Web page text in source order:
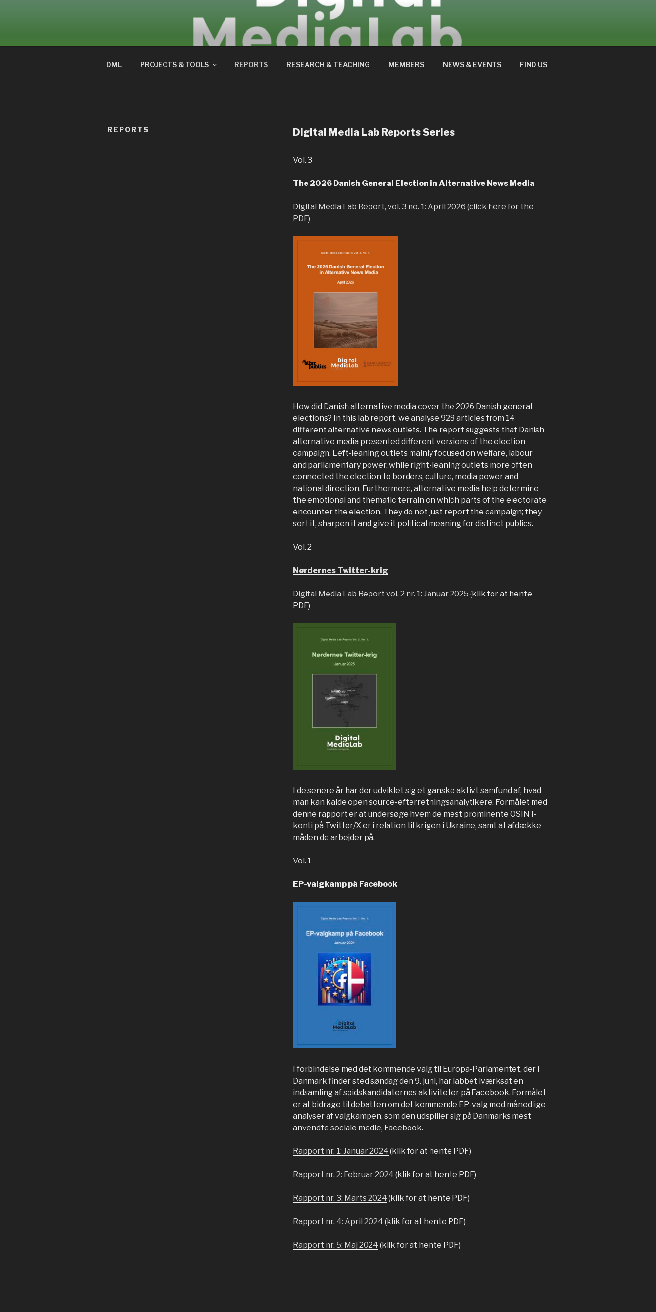
DIGITALMEDIALAB
DML PROJECTS & TOOLS REPORTS RESEARCH & TEACHING MEMBERS NEWS & EVENTS FIND US
REPORTS Digital Media Lab Reports Series
Vol. 3
The 2026 Danish General Election in Alternative News Media
Digital Media Lab Report, vol. 3 no. 1: April 2026 (click here for the
PDF)
How did Danish alternative media cover the 2026 Danish general
elections? In this lab report, we analyse 928 articles from 14
different alternative news outlets. The report suggests that Danish
alternative media presented different versions of the election
campaign. Left-leaning outlets mainly focused on welfare, labour
and parliamentary power, while right-leaning outlets more often
connected the election to borders, culture, media power and
national direction. Furthermore, alternative media help determine
the emotional and thematic terrain on which parts of the electorate
encounter the election. They do not just report the campaign; they
sort it, sharpen it and give it political meaning for distinct publics.
Vol. 2
Nørdernes Twitter-krig
Digital Media Lab Report vol. 2 nr. 1: Januar 2025 (klik for at hente
PDF)
I de senere år har der udviklet sig et ganske aktivt samfund af, hvad
man kan kalde open source-efterretningsanalytikere. Formålet med
denne rapport er at undersøge hvem de mest prominente OSINT-
konti på Twitter/X er i relation til krigen i Ukraine, samt at afdække
måden de arbejder på.
Vol. 1
EP-valgkamp på Facebook
I forbindelse med det kommende valg til Europa-Parlamentet, der i
Danmark finder sted søndag den 9. juni, har labbet iværksat en
indsamling af spidskandidaternes aktiviteter på Facebook. Formålet
er at bidrage til debatten om det kommende EP-valg med månedlige
analyser af valgkampen, som den udspiller sig på Danmarks mest
anvendte sociale medie, Facebook.
Rapport nr. 1: Januar 2024 (klik for at hente PDF)
Rapport nr. 2: Februar 2024 (klik for at hente PDF)
Rapport nr. 3: Marts 2024 (klik for at hente PDF)
Rapport nr. 4: April 2024 (klik for at hente PDF)
Rapport nr. 5: Maj 2024 (klik for at hente PDF)